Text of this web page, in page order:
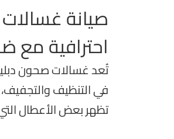
صيانة
احترافية
تُعد غسالات صحون دبليو
في التنظيف
تظهر بعض الأعطال